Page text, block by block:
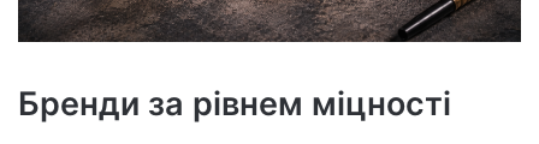
Бренди за рівнем міцності